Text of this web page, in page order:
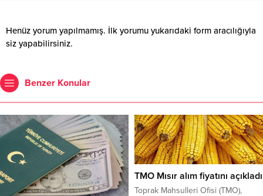
Henüz yorum yapılmamış. İlk yorumu yukarıdaki form aracılığıyla
siz yapabilirsiniz.
Benzer Konular
TMO Mısır alım fiyatını açıkladı
Toprak Mahsulleri Ofisi (TMO),